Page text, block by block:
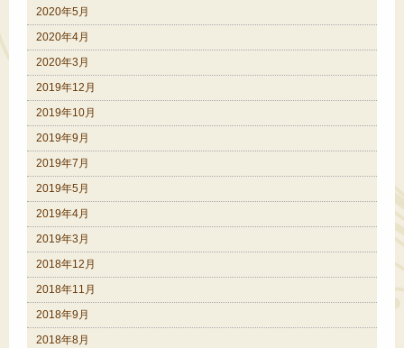
2020年5月
2020年4月
2020年3月
2019年12月
2019年10月
2019年9月
2019年7月
2019年5月
2019年4月
2019年3月
2018年12月
2018年11月
2018年9月
2018年8月